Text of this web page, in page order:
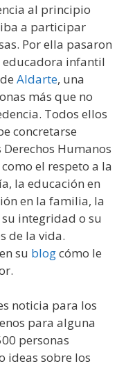
al principio
a participar
Por ella pasaron
educadora infantil
Aldarte, una
más que no
Todos ellos
concretarse
Humanos
el respeto a la
la educación en
en la familia, la
integridad o su
de la vida.
su blogcómo le
noticia para los
para alguna
personas
ideas sobre los